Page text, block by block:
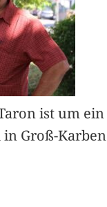
ist um ein
Groß-Karben